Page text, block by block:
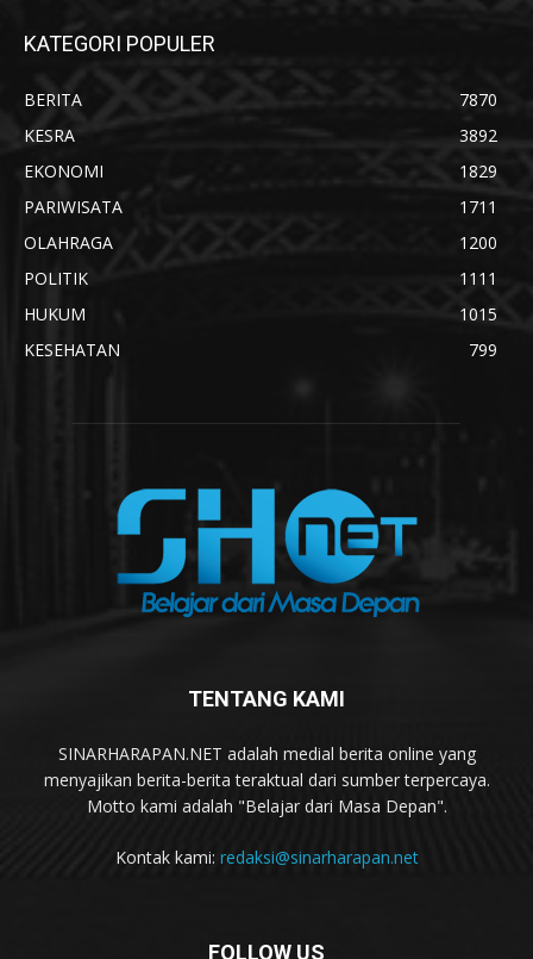
KATEGORI POPULER
BERITA
7870
KESRA
3892
EKONOMI
1829
PARIWISATA
1711
OLAHRAGA
1200
POLITIK
1111
HUKUM
1015
KESEHATAN
799
TENTANG KAMI
SINARHARAPAN.NET adalah medial berita online yang
menyajikan berita-berita teraktual dari sumber terpercaya.
Motto kami adalah "Belajar dari Masa Depan".
Kontak kami: redaksi@sinarharapan.net
FOLLOW US